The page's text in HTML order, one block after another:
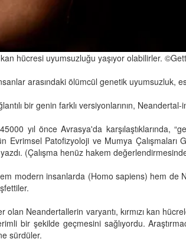
hücresi uyumsuzluğu yaşıyor olabilirler.
arasındaki ölümcül genetik uyumsuzluk,
bir genin farklı versiyonlarının,
yıl önce Avrasya'da
Evrimsel Patofizyoloji ve Mumya
(Çalışma henüz hakem
modern insanlarda (Homo sapiens) hem
Neandertallerin varyantı, kırmızı kan
bir şekilde geçmesini sağlıyordu.
sürdüler.